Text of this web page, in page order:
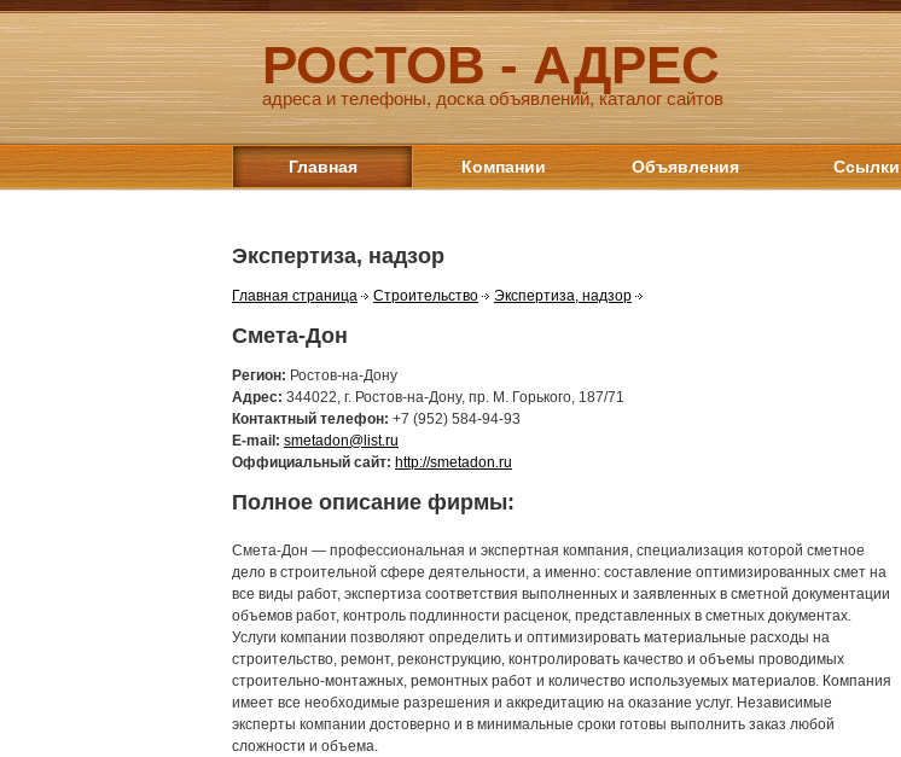
РОСТОВ - АДРЕС
адреса и телефоны, доска объявлений, каталог сайтов
Главная Компании Объявления Ссылки
Экспертиза, надзор
Главная страница Строительство Экспертиза, надзор
Смета-Дон
Регион: Ростов-на-Дону
Адрес: 344022, г. Ростов-на-Дону, пр. М. Горького, 187/71
Контактный телефон: +7 (952) 584-94-93
E-mail: smetadon@list.ru
Оффициальный сайт: http://smetadon.ru
Полное описание фирмы:
Смета-Дон — профессиональная и экспертная компания, специализация которой сметное
дело в строительной сфере деятельности, а именно: составление оптимизированных смет на
все виды работ, экспертиза соответствия выполненных и заявленных в сметной документации
объемов работ, контроль подлинности расценок, представленных в сметных документах.
Услуги компании позволяют определить и оптимизировать материальные расходы на
строительство, ремонт, реконструкцию, контролировать качество и объемы проводимых
строительно-монтажных, ремонтных работ и количество используемых материалов. Компания
имеет все необходимые разрешения и аккредитацию на оказание услуг. Независимые
эксперты компании достоверно и в минимальные сроки готовы выполнить заказ любой
сложности и объема.